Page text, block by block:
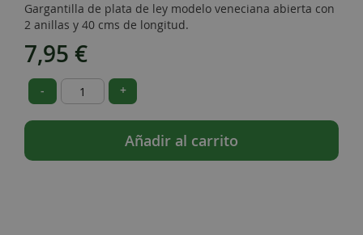
Gargantilla de plata de ley modelo veneciana abierta con
2 anillas y 40 cms de longitud.
7,95 €
- +
Añadir al carrito